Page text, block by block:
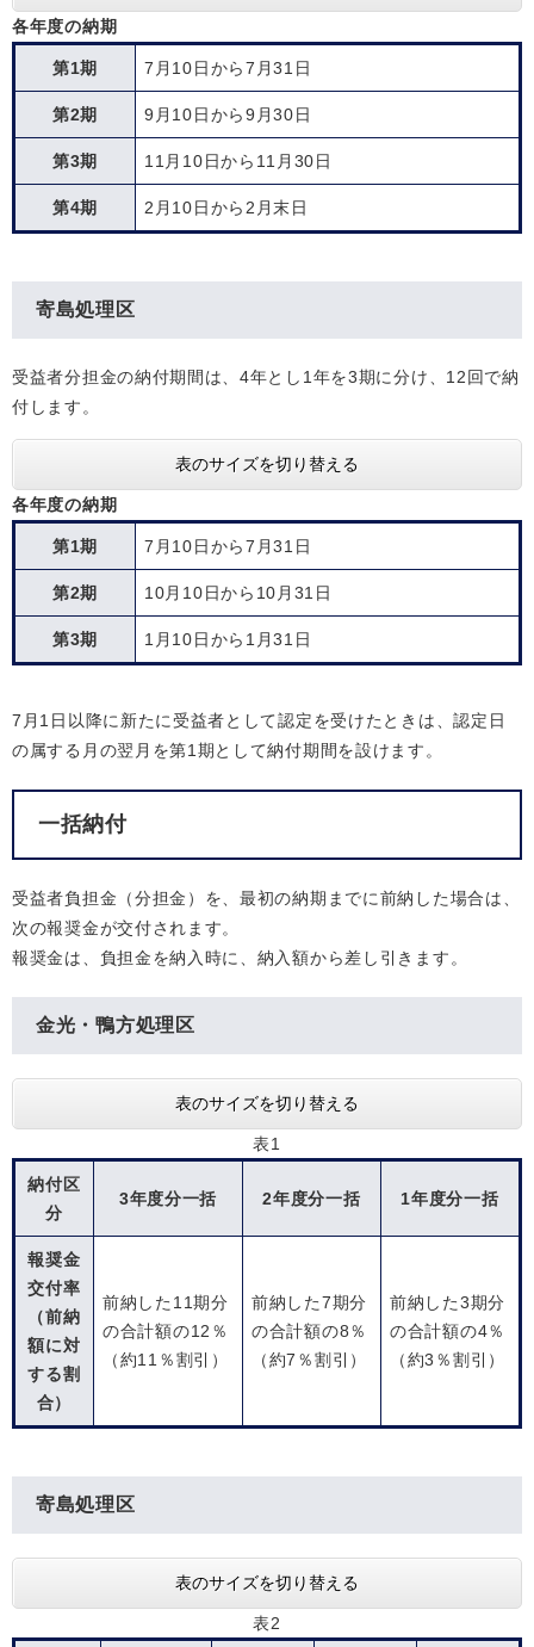
各年度の納期
第1期 7月10日から7月31日
第2期 9月10日から9月30日
第3期 11月10日から11月30日
第4期 2月10日から2月末日
寄島処理区
受益者分担金の納付期間は、4年とし1年を3期に分け、12回で納
付します。
表のサイズを切り替える
各年度の納期
第1期 7月10日から7月31日
第2期 10月10日から10月31日
第3期 1月10日から1月31日
7月1日以降に新たに受益者として認定を受けたときは、認定日
の属する月の翌月を第1期として納付期間を設けます。
一括納付
受益者負担金（分担金）を、最初の納期までに前納した場合は、
次の報奨金が交付されます。
報奨金は、負担金を納入時に、納入額から差し引きます。
金光・鴨方処理区
表のサイズを切り替える
表1
納付区
分
3年度分一括 2年度分一括 1年度分一括
報奨金
交付率
（前納
額に対
する割
合）
前納した11期分
の合計額の12％
（約11％割引）
前納した7期分
の合計額の8％
（約7％割引）
前納した3期分
の合計額の4％
（約3％割引）
寄島処理区
表のサイズを切り替える
表2